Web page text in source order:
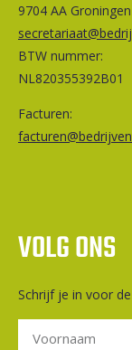
9704 AA Groningen
BTW nummer:
NL820355392B01
Facturen:
VOLG ONS
Schrijf je in voor